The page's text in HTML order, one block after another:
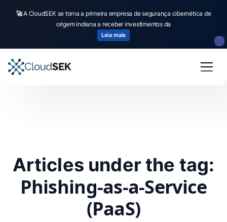
🚀A CloudSEK se torna a primeira empresa de segurança cibernética de
origem indiana a receber investimentos da
Leia mais
Articles under the tag:
Phishing-as-a-Service
(PaaS)